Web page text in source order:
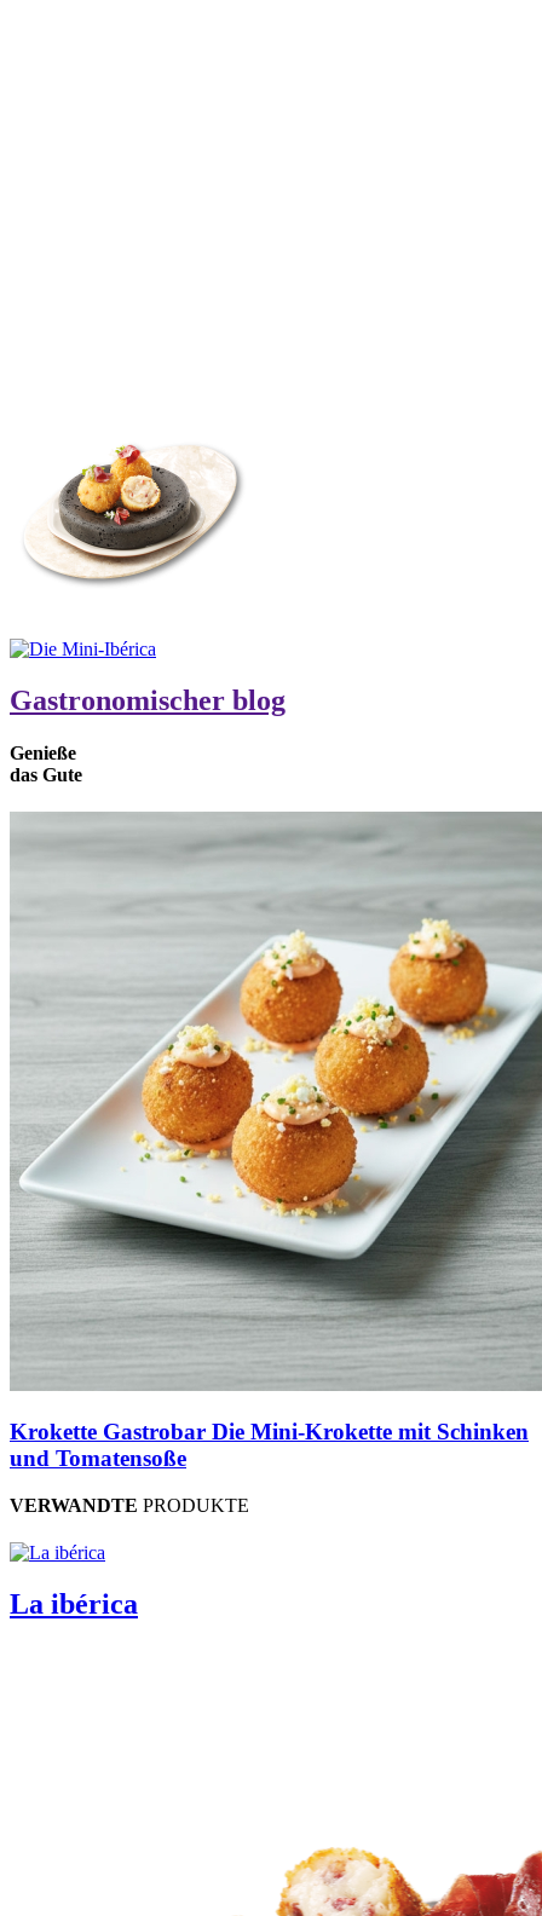
Gastronomischer blog
Genieße
das Gute
Krokette Gastrobar Die Mini-Krokette mit Schinken
und Tomatensoße
VERWANDTE PRODUKTE
La ibérica